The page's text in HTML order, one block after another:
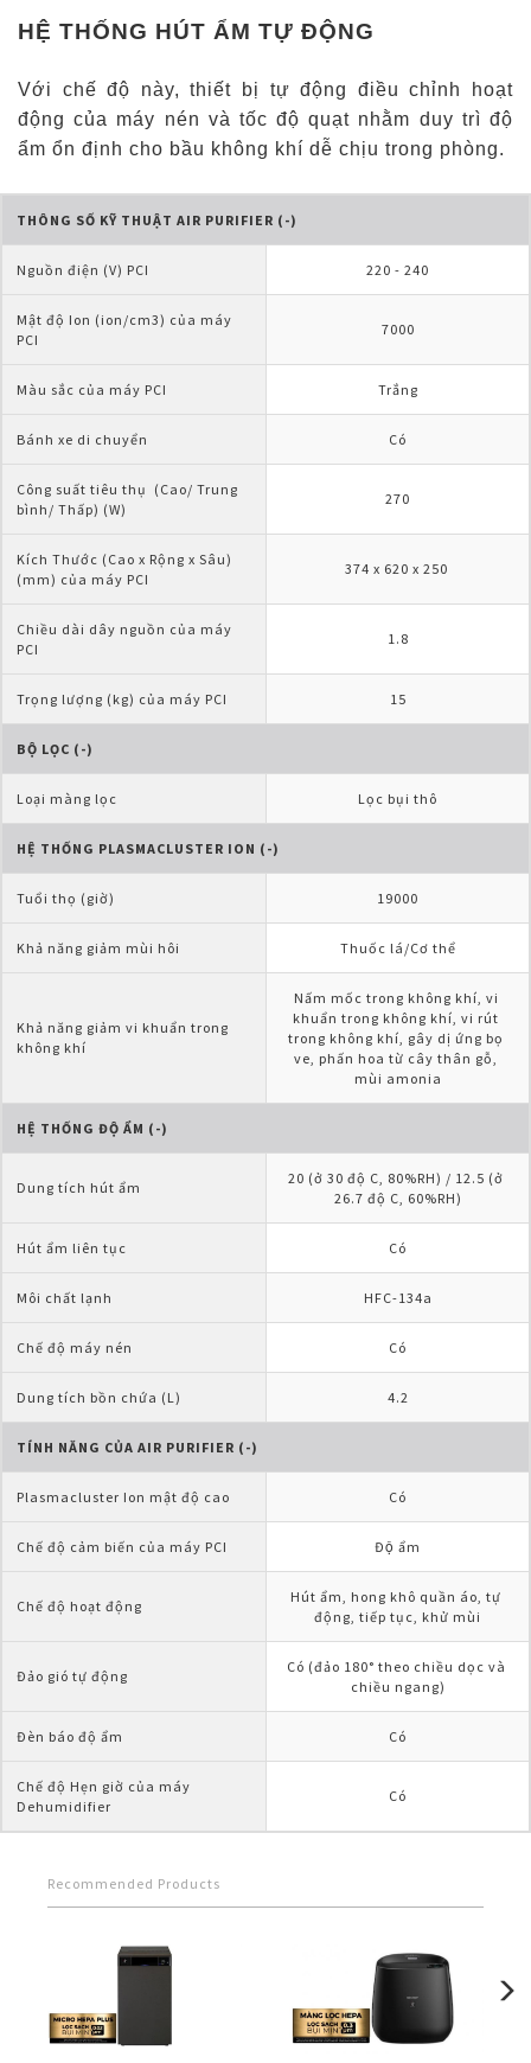
HỆ THỐNG HÚT ẨM TỰ ĐỘNG
Với chế độ này, thiết bị tự động điều chỉnh hoạt
động của máy nén và tốc độ quạt nhằm duy trì độ
ẩm ổn định cho bầu không khí dễ chịu trong phòng.
THÔNG SỐ KỸ THUẬT AIR PURIFIER (-)
Nguồn điện (V) PCI 220 - 240
Mật độ Ion (ion/cm3) của máy
PCI
7000
Màu sắc của máy PCI Trắng
Bánh xe di chuyển Có
Công suất tiêu thụ  (Cao/ Trung
bình/ Thấp) (W)
270
Kích Thước (Cao x Rộng x Sâu)
(mm) của máy PCI
374 x 620 x 250
Chiều dài dây nguồn của máy
PCI
1.8
Trọng lượng (kg) của máy PCI 15
BỘ LỌC (-)
Loại màng lọc Lọc bụi thô
HỆ THỐNG PLASMACLUSTER ION (-)
Tuổi thọ (giờ) 19000
Khả năng giảm mùi hôi Thuốc lá/Cơ thể
Khả năng giảm vi khuẩn trong
không khí
Nấm mốc trong không khí, vi
khuẩn trong không khí, vi rút
trong không khí, gây dị ứng bọ
ve, phấn hoa từ cây thân gỗ,
mùi amonia
HỆ THỐNG ĐỘ ẨM (-)
Dung tích hút ẩm
20 (ở 30 độ C, 80%RH) / 12.5 (ở
26.7 độ C, 60%RH)
Hút ẩm liên tục Có
Môi chất lạnh HFC-134a
Chế độ máy nén Có
Dung tích bồn chứa (L) 4.2
TÍNH NĂNG CỦA AIR PURIFIER (-)
Plasmacluster Ion mật độ cao Có
Chế độ cảm biến của máy PCI Độ ẩm
Chế độ hoạt động
Hút ẩm, hong khô quần áo, tự
động, tiếp tục, khử mùi
Đảo gió tự động
Có (đảo 180° theo chiều dọc và
chiều ngang)
Đèn báo độ ẩm Có
Chế độ Hẹn giờ của máy
Dehumidifier
Có
Recommended Products